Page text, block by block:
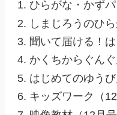
ひらがな・かず
しまじろうのひ
聞いて届ける！
かくちからぐん
はじめてのゆう
キッズワーク（12